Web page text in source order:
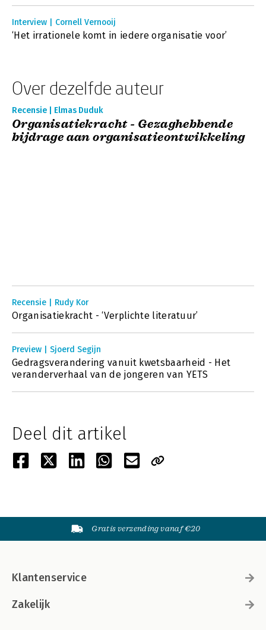
Interview | Cornell Vernooij
‘Het irrationele komt in iedere organisatie voor’
Over dezelfde auteur
Recensie | Elmas Duduk
Organisatiekracht - Gezaghebbende
bijdrage aan organisatieontwikkeling
Recensie | Rudy Kor
Organisatiekracht - ‘Verplichte literatuur’
Preview | Sjoerd Segijn
Gedragsverandering vanuit kwetsbaarheid - Het
veranderverhaal van de jongeren van YETS
Deel dit artikel
Gratis verzending vanaf €20
Klantenservice
Zakelijk